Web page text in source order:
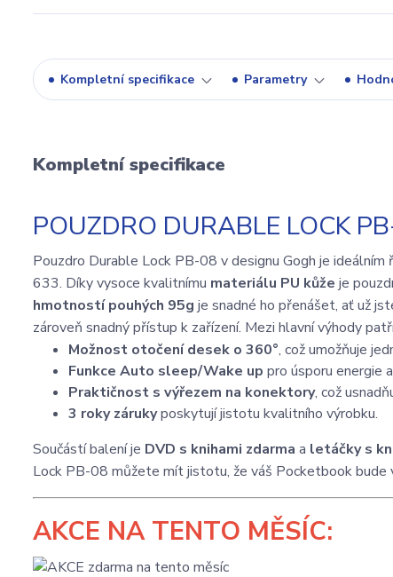
Kompletní specifikace Parametry
Kompletní specifikace
POUZDRO DURABLE LOCK
Pouzdro Durable Lock PB-08 v designu Gogh je
633. Díky vysoce kvalitnímu materiálu PU kůže je
hmotností pouhých 95g je snadné ho přenášet, ať už
zároveň snadný přístup k zařízení. Mezi hlavní výhody
Možnost otočení desek o 360°, což umožňuje
Funkce Auto sleep/Wake up pro úsporu energie
Praktičnost s výřezem na konektory, což
3 roky zárukyposkytují jistotu kvalitního výrobku.
Součástí balení je DVD s knihami zdarma a letáčky s
Lock PB-08 můžete mít jistotu, že váš Pocketbook bude
AKCE NA TENTO MĚSÍC: